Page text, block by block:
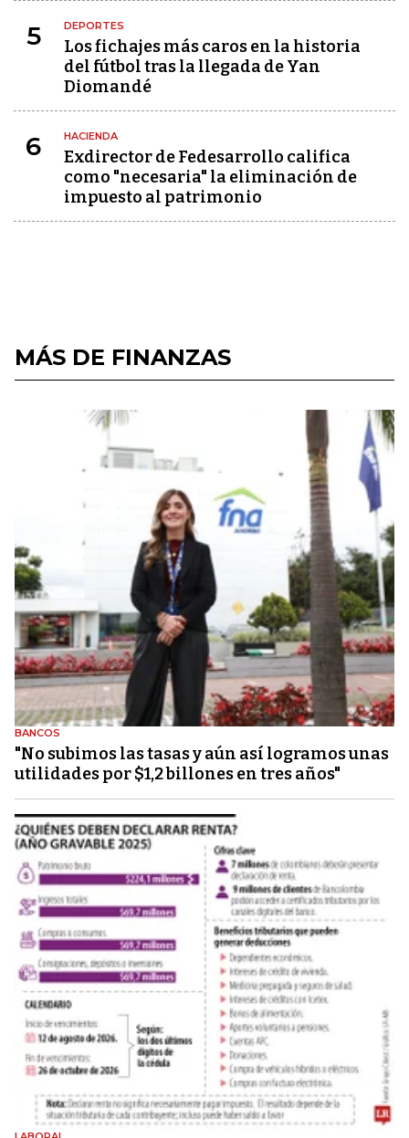
5 DEPORTES
Los fichajes más caros en la historia
del fútbol tras la llegada de Yan
Diomandé
6 HACIENDA
Exdirector de Fedesarrollo califica
como "necesaria" la eliminación de
impuesto al patrimonio
MÁS DE FINANZAS
BANCOS
"No subimos las tasas y aún así logramos unas
utilidades por $1,2 billones en tres años"